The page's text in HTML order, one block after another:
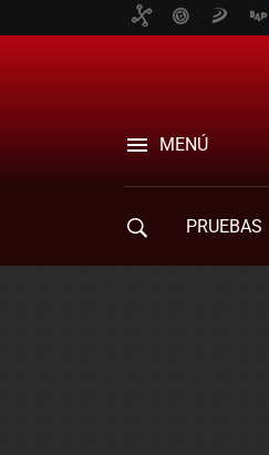
MENÚ
PRUEBAS